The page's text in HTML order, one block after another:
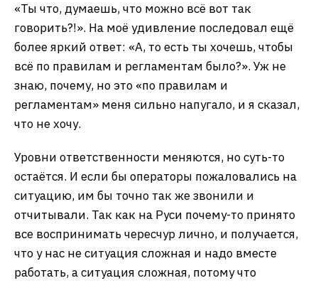
«Ты что, думаешь, что можно всё вот так
говорить?!». На моё удивление последовал ещё
более яркий ответ: «А, то есть ты хочешь, чтобы
всё по правилам и регламентам было?». Уж не
знаю, почему, но это «по правилам и
регламентам» меня сильно напугало, и я сказал,
что не хочу.
Уровни ответственности меняются, но суть-то
остаётся. И если бы операторы пожаловались на
ситуацию, им бы точно так же звонили и
отчитывали. Так как на Руси почему-то принято
все воспринимать чересчур лично, и получается,
что у нас не ситуация сложная и надо вместе
работать, а ситуация сложная, потому что